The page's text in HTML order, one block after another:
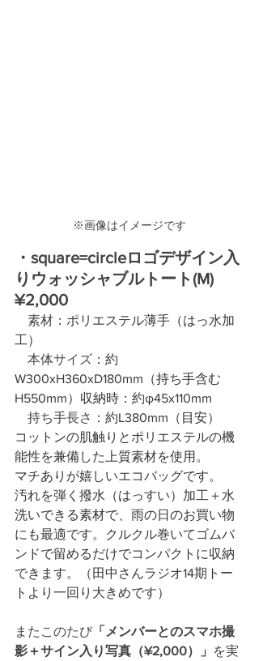
※画像はイメージです
・square=circleロゴデザイン入
りウォッシャブルトート(M)
¥2,000
素材： ポリエステル薄手（はっ水加
工）
本体サイズ： 約
W300xH360xD180mm（持ち手含む
H550mm）収納時：約φ45x110mm
持ち手長さ： 約L380mm（目安）
コットンの肌触りとポリエステルの機
能性を兼備した上質素材を使用。
マチありが嬉しいエコバッグです。
汚れを弾く撥水（はっすい）加工＋水
洗いできる素材で、雨の日のお買い物
にも最適です。クルクル巻いてゴムバ
ンドで留めるだけでコンパクトに収納
できます。（田中さんラジオ14期トー
トより一回り大きめです）
またこのたび 「メンバーとのスマホ撮
影＋サイン入り写真（¥2,000）」
を実